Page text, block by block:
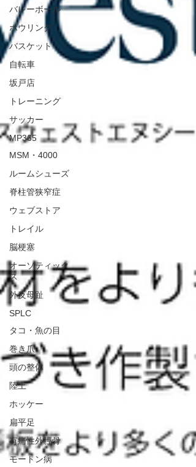
バレーボール
ボウリング
バスケット
自転車
坂戸店
トレーニング
サッカー
MP365
MSM・4000
ルームシューズ
脊柱管狭窄症
ウェブストア
トレイル
脳梗塞
オーソティック
ス
外反母趾
SPLC
タコ・魚の目
巻き爪
頭の整体
陸上
ホッケー
扁平足
有痛性外脛骨
モートン病